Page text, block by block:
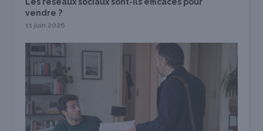
vendre ?
11 juin 2026